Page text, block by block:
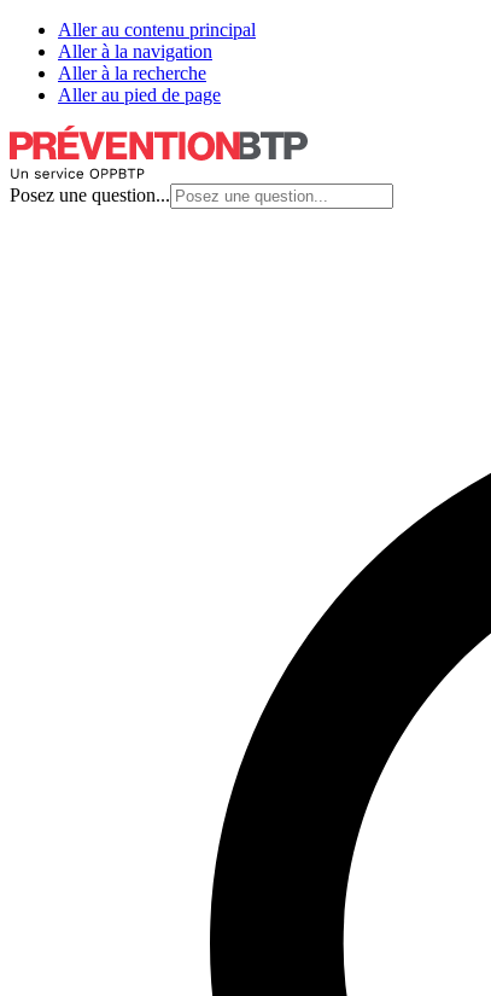
Aller au contenu principal
Aller à la navigation
Aller à la recherche
Aller au pied de page
Posez une question...